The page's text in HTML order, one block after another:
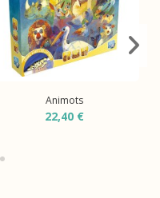
Animots
22,40 €